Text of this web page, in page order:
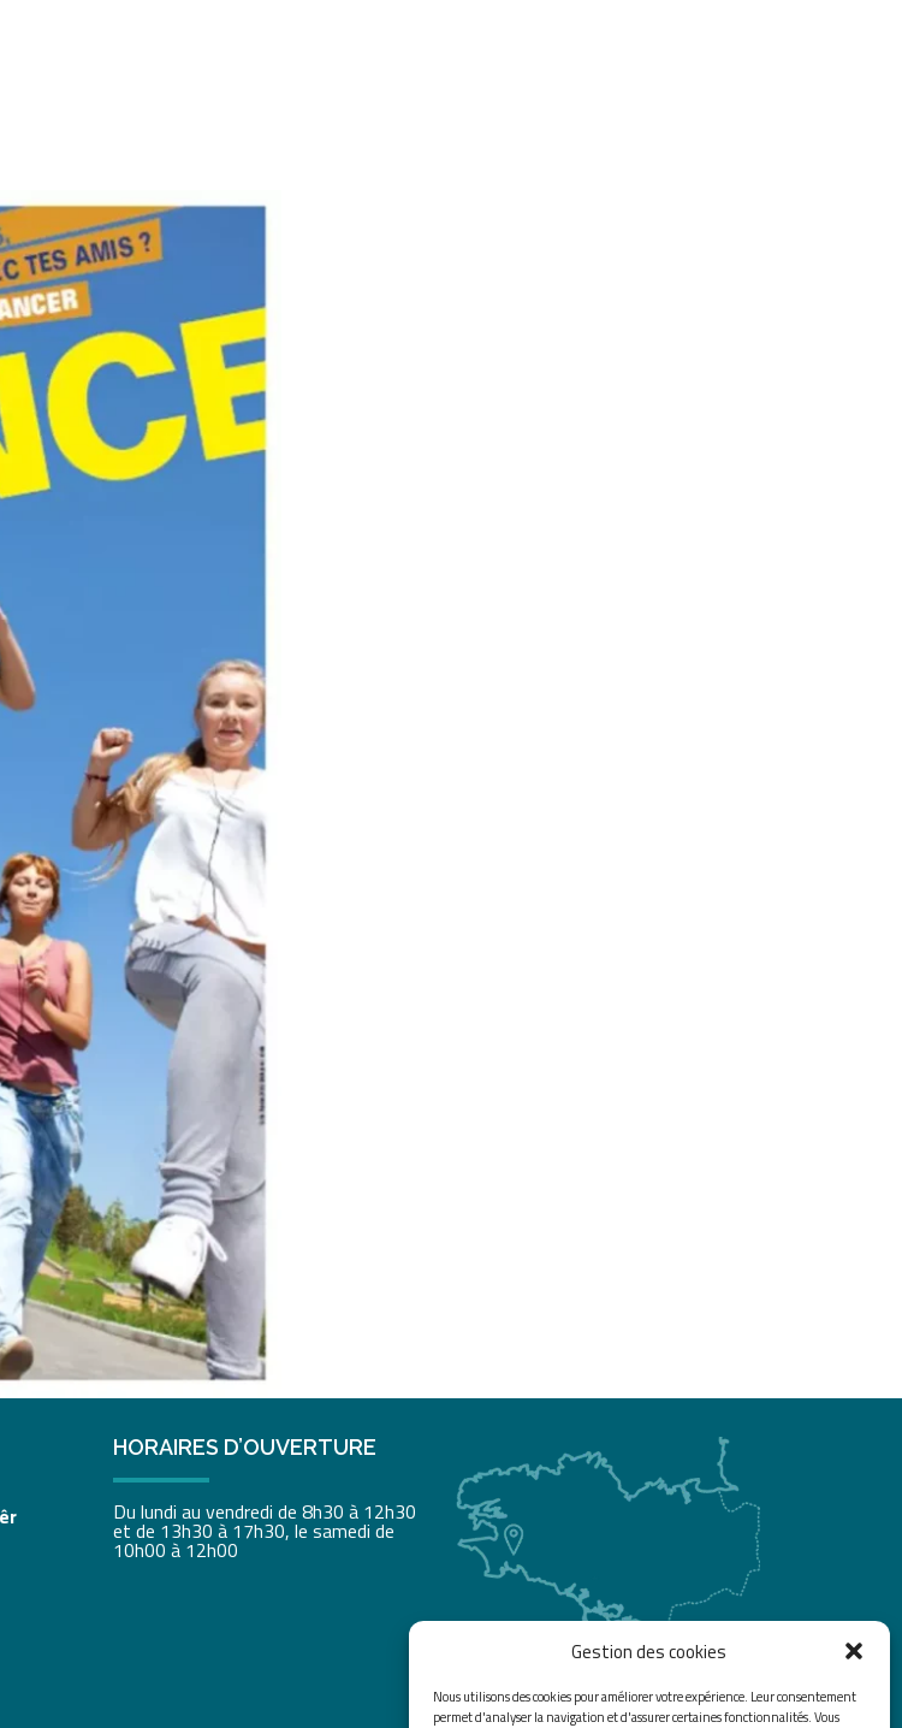
Gestion des cookies
Nous utilisons des cookies pour améliorer votre expérience. Leur consentement
permet d'analyser la navigation et d'assurer certaines fonctionnalités. Vous
HORAIRES D’OUVERTURE
Du lundi au vendredi de 8h30 à 12h30
et de 13h30 à 17h30, le samedi de
10h00 à 12h00